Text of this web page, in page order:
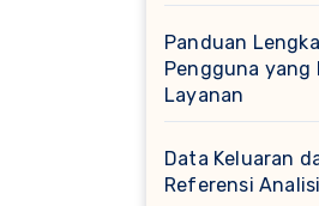
Panduan
Pengguna yang
Layanan
Data Keluaran
Referensi